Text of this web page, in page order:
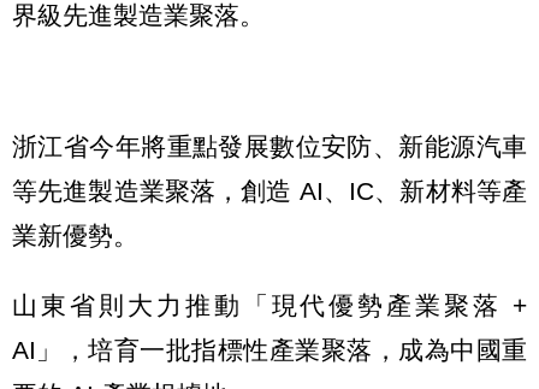
界級先進製造業聚落。
浙江省今年將重點發展數位安防、新能源汽車
等先進製造業聚落，創造 AI、IC、新材料等產
業新優勢。
山東省則大力推動「現代優勢產業聚落 +
AI」，培育一批指標性產業聚落，成為中國重